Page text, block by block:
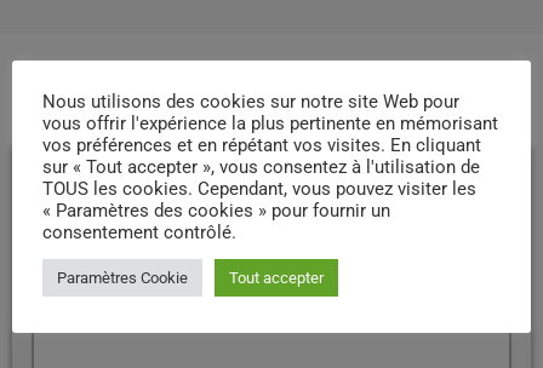
COMMENTAIRES D’ARTICLES (0)
Laisser une réponse
Votre adresse email ne sera pas publiée. Les champs marqués
d'un * sont obligatoires
COMMENTAIRE*
Nous utilisons des cookies sur notre site Web pour
vous offrir l'expérience la plus pertinente en mémorisant
vos préférences et en répétant vos visites. En cliquant
sur « Tout accepter », vous consentez à l'utilisation de
TOUS les cookies. Cependant, vous pouvez visiter les
« Paramètres des cookies » pour fournir un
consentement contrôlé.
Paramètres Cookie Tout accepter